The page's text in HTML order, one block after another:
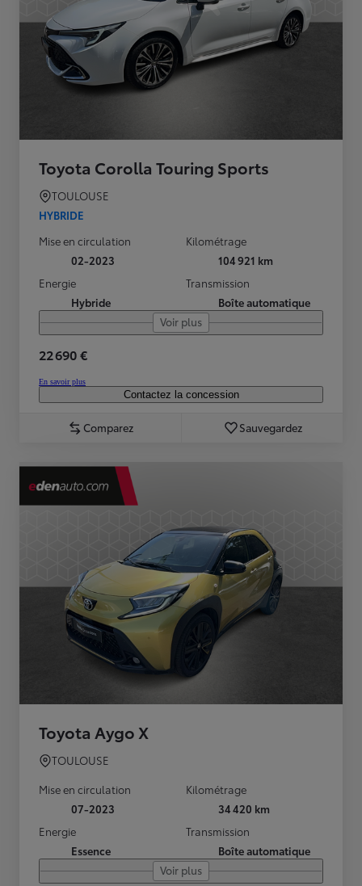
Toyota Corolla Touring Sports
TOULOUSE
HYBRIDE
Mise en circulation
02-2023
Kilométrage
104 921 km
Energie
Hybride
Transmission
Boîte automatique
Voir plus
22 690 €
En savoir plus
Contactez la concession
Comparez Sauvegardez
Toyota Aygo X
TOULOUSE
Mise en circulation
07-2023
Kilométrage
34 420 km
Energie
Essence
Transmission
Boîte automatique
Voir plus